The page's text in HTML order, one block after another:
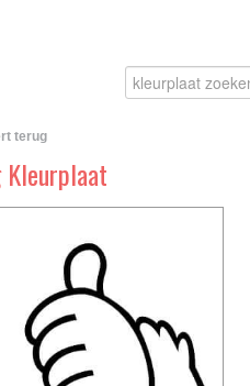
terug
Kleurplaat